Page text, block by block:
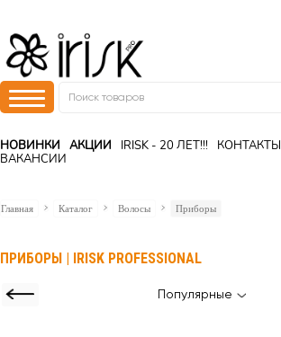
НОВИНКИ АКЦИИ IRISK - 20 ЛЕТ!!! КОНТАКТЫ
ВАКАНСИИ
Главная Каталог Волосы Приборы
ПРИБОРЫ | IRISK PROFESSIONAL
Популярные